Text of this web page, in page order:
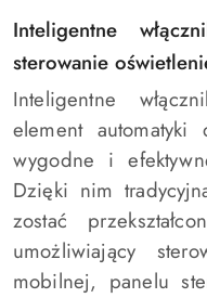
Inteligentne
sterowanie
Inteligentne
element
wygodne i
Dzięki nim
zostać
umożliwiający
mobilnej, panelu